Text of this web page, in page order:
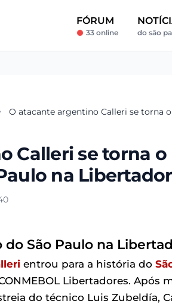
FÓRUM
33 online do são
O atacante argentino Calleri se torna
Calleri se torna
na
São Paulo na
entrou para a história do
Libertadores. Após
do técnico Luis Zubeldía,